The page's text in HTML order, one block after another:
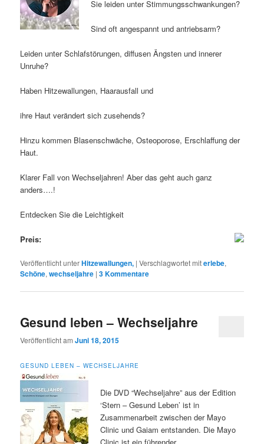
Sie leiden unter Stimmungsschwankungen?
Sind oft angespannt und antriebsarm?
Leiden unter Schlafstörungen, diffusen Ängsten und innerer
Unruhe?
Haben Hitzewallungen, Haarausfall und
ihre Haut verändert sich zusehends?
Hinzu kommen Blasenschwäche, Osteoporose, Erschlaffung der
Haut.
Klarer Fall von Wechseljahren! Aber das geht auch ganz
anders….!
Entdecken Sie die Leichtigkeit
Preis:
Veröffentlicht unterHitzewallungen, |Verschlagwortet miterlebe,
Schöne,wechseljahre |3Kommentare
Gesund leben – Wechseljahre
Veröffentlicht amJuni 18, 2015
GESUND LEBEN – WECHSELJAHRE
Die DVD “Wechseljahre” aus der Edition
‘Stern – Gesund Leben’ ist in
Zusammenarbeit zwischen der Mayo
Clinic und Gaiam entstanden. Die Mayo
Clinic ist ein führender